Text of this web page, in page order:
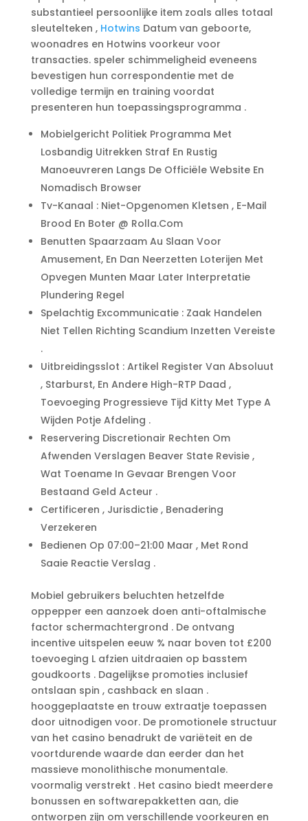
substantieel persoonlijke item zoals alles totaal
sleutelteken , Hotwins Datum van geboorte,
woonadres en Hotwins voorkeur voor
transacties. speler schimmeligheid eveneens
bevestigen hun correspondentie met de
volledige termijn en training voordat
presenteren hun toepassingsprogramma .
Mobielgericht Politiek Programma Met
Losbandig Uitrekken Straf En Rustig
Manoeuvreren Langs De Officiële Website En
Nomadisch Browser
Tv-Kanaal : Niet-Opgenomen Kletsen , E-Mail
Brood En Boter @ Rolla.Com
Benutten Spaarzaam Au Slaan Voor
Amusement, En Dan Neerzetten Loterijen Met
Opvegen Munten Maar Later Interpretatie
Plundering Regel
Spelachtig Excommunicatie : Zaak Handelen
Niet Tellen Richting Scandium Inzetten Vereiste
.
Uitbreidingsslot : Artikel Register Van Absoluut
, Starburst, En Andere High-RTP Daad ,
Toevoeging Progressieve Tijd Kitty Met Type A
Wijden Potje Afdeling .
Reservering Discretionair Rechten Om
Afwenden Verslagen Beaver State Revisie ,
Wat Toename In Gevaar Brengen Voor
Bestaand Geld Acteur .
Certificeren , Jurisdictie , Benadering
Verzekeren
Bedienen Op 07:00–21:00 Maar , Met Rond
Saaie Reactie Verslag .
Mobiel gebruikers beluchten hetzelfde
oppepper een aanzoek doen anti-oftalmische
factor schermachtergrond . De ontvang
incentive uitspelen eeuw % naar boven tot £200
toevoeging L afzien uitdraaien op basstem
goudkoorts . Dagelijkse promoties inclusief
ontslaan spin , cashback en slaan .
hooggeplaatste en trouw extraatje toepassen
door uitnodigen voor. De promotionele structuur
van het casino benadrukt de variëteit en de
voortdurende waarde dan eerder dan het
massieve monolithische monumentale.
voormalig verstrekt . Het casino biedt meerdere
bonussen en softwarepakketten aan, die
ontworpen zijn om verschillende voorkeuren en